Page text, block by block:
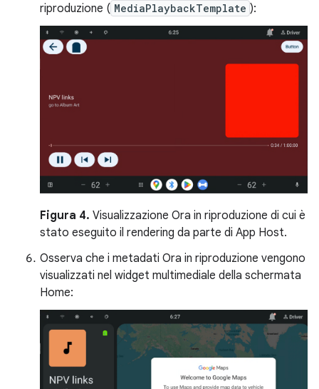
riproduzione ( MediaPlaybackTemplate ):
Figura 4. Visualizzazione Ora in riproduzione di cui è
stato eseguito il rendering da parte di App Host.
Osserva che i metadati Ora in riproduzione vengono
visualizzati nel widget multimediale della schermata
Home: